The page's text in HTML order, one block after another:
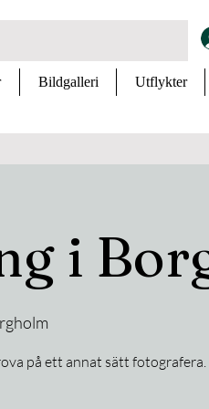
Bildgalleri Utflykter
i
på ett annat sätt fotografera.